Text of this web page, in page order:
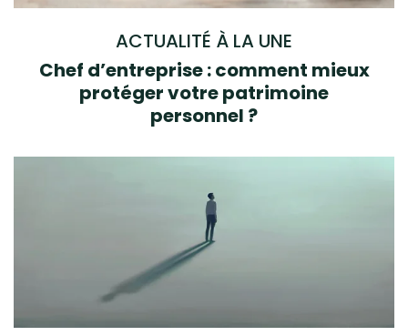
ACTUALITÉ À LA UNE
Chef d’entreprise : comment mieux
protéger votre patrimoine
personnel ?